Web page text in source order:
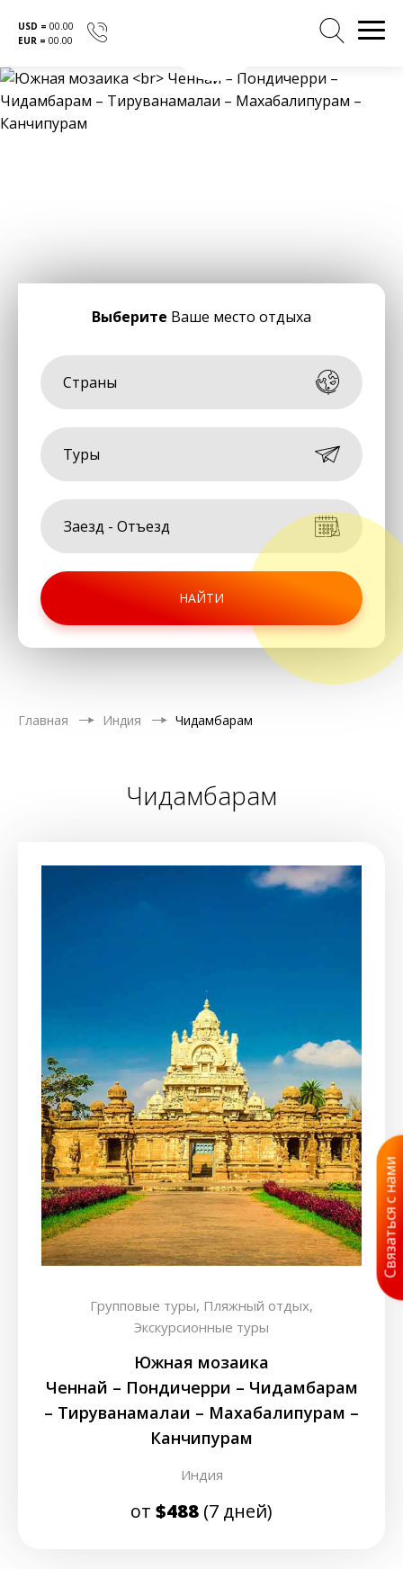
Перейти
к
содержанию
USD = 00.00
EUR = 00.00
Выберите Ваше место отдыха
Страны
Туры
НАЙТИ
Главная Индия Чидамбарам
Чидамбарам
Групповые туры, Пляжный отдых,
Экскурсионные туры
Южная мозаика
Ченнай – Пондичерри – Чидамбарам
– Тируванамалаи – Махабалипурам –
Канчипурам
Индия
от $488 (7 дней)
Связаться с нами